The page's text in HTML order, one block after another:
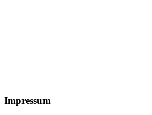
Footer
Impressum